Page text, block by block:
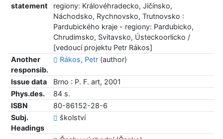
statement
regiony: Královéhradecko, Jičínsko,
Náchodsko, Rychnovsko, Trutnovsko :
Pardubického kraje - regiony: Pardubicko,
Chrudimsko, Svitavsko, Ústeckoorlicko /
[vedoucí projektu Petr Rákos]
Another
responsib.
Rákos, Petr(author)
Issue data
Brno : P. F. art, 2001
Phys.des.
84 s.
ISBN
80-86152-28-6
Subj.
Headings
školství